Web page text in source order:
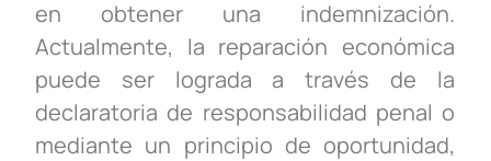
en obtener una indemnización.
Actualmente, la reparación económica
puede ser lograda a través de la
declaratoria de responsabilidad penal o
mediante un principio de oportunidad,